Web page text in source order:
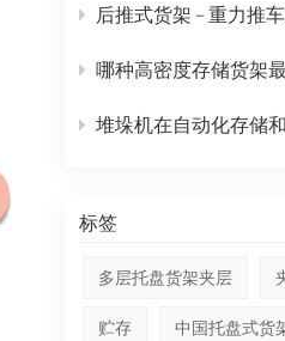
后推式货架 – 重力推车式
哪种高密度存储货架最适合存放散装托
堆垛机在自动化存储和检索系统
标签
多层托盘货架夹层
贮存 中国托盘式货